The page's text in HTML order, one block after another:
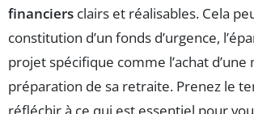
financiers clairs et réalisables. Cela
constitution d’un fonds d’urgence,
projet spécifique comme l’achat d’une
préparation de sa retraite. Prenez le
réfléchir à ce qui est essentiel pour